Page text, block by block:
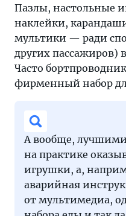
Пазлы, настольные
наклейки,
мультики — ради
других пассажиров)
Часто
фирменный набор
А вообще,
на практике
игрушки, а,
аварийная
от мультимедиа,